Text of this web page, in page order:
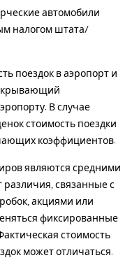
автомобили
налогом штата/
поездок в аэропорт и
В случае
стоимость поездки
коэффициентов.
являются средними
различия, связанные с
акциями или
фиксированные
стоимость
может отличаться.